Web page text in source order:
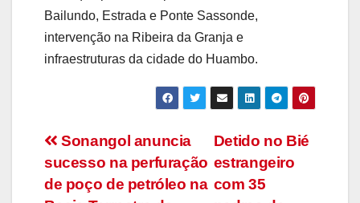
Bailundo, Estrada e Ponte Sassonde,
intervenção na Ribeira da Granja e
infraestruturas da cidade do Huambo.
Navegação
de
Detido no Bié
estrangeiro
com 35
Sonangol anuncia
sucesso na perfuração
de poço de petróleo na